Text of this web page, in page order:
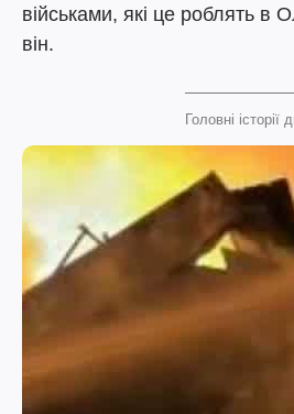
військами, які це роблять в
він.
Головні історії